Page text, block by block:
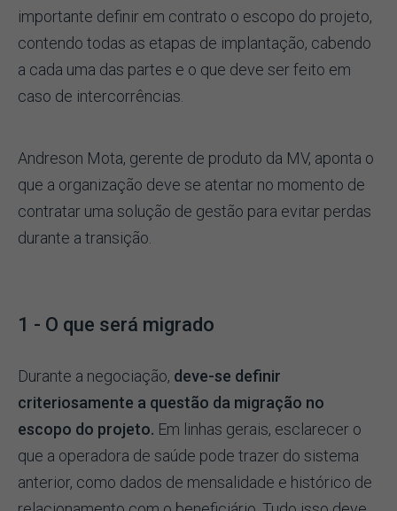
importante definir em contrato o escopo do projeto,
contendo todas as etapas de implantação, cabendo
a cada uma das partes e o que deve ser feito em
caso de intercorrências.
Andreson Mota, gerente de produto da MV, aponta o
que a organização deve se atentar no momento de
contratar uma solução de gestão para evitar perdas
durante a transição.
1 - O que será migrado
Durante a negociação, deve-se definir
criteriosamente a questão da migração no
escopo do projeto. Em linhas gerais, esclarecer o
que a operadora de saúde pode trazer do sistema
anterior, como dados de mensalidade e histórico de